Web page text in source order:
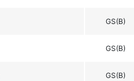
GS(B)
GS(B)
GS(B)